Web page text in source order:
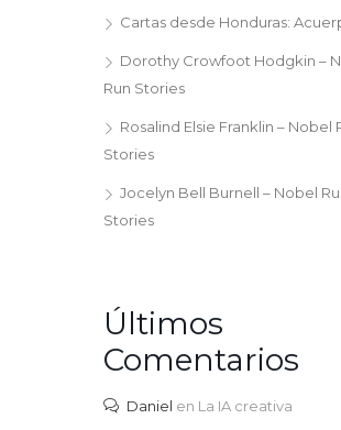
Cartas desde Honduras:
Dorothy Crowfoot Hodgkin –
Run Stories
Rosalind Elsie Franklin – Nobel
Stories
Jocelyn Bell Burnell – Nobel
Stories
Últimos
Comentarios
Daniel en La IA creativa